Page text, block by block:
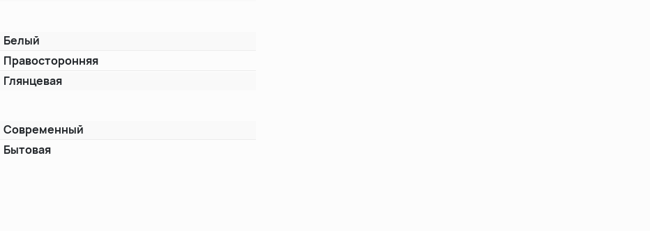
Белый
Правосторонняя
Глянцевая
Современный
Бытовая